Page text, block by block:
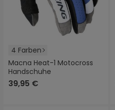
4 Farben
Macna Heat-1 Motocross
Handschuhe
39,95 €